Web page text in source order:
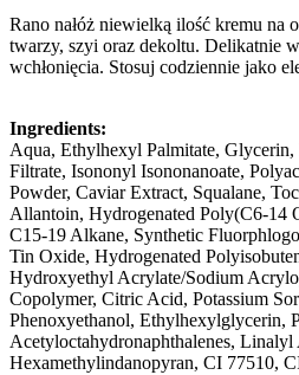
Rano nałóż niewielką ilość kremu na
twarzy, szyi oraz dekoltu. Delikatnie
wchłonięcia. Stosuj codziennie jako
Ingredients:
Aqua, Ethylhexyl Palmitate, Glycerin,
Filtrate, Isononyl Isononanoate,
Powder, Caviar Extract, Squalane,
Allantoin, Hydrogenated Poly(C6-14
C15-19 Alkane, Synthetic
Tin Oxide, Hydrogenated
Hydroxyethyl Acrylate/Sodium
Copolymer, Citric Acid, Potassium
Phenoxyethanol, Ethylhexylglycerin,
Acetyloctahydronaphthalenes, Linalyl
Hexamethylindanopyran, CI 77510,